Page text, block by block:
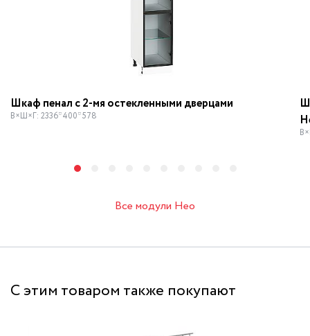
Шкаф пенал с 2-мя остекленными дверцами
В×Ш×Г: 2336*400*578
Все модули Нео
С этим товаром также покупают